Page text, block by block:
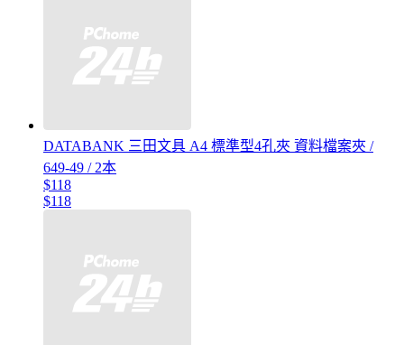
DATABANK 三田文具 A4 標準型4孔夾 資料檔案夾 /
649-49 / 2本
$118
$118